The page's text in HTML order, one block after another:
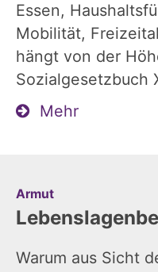
Essen,
Mobilität,
hängt von der
Sozialgesetzbuch
Mehr
Armut:
Warum aus Sicht